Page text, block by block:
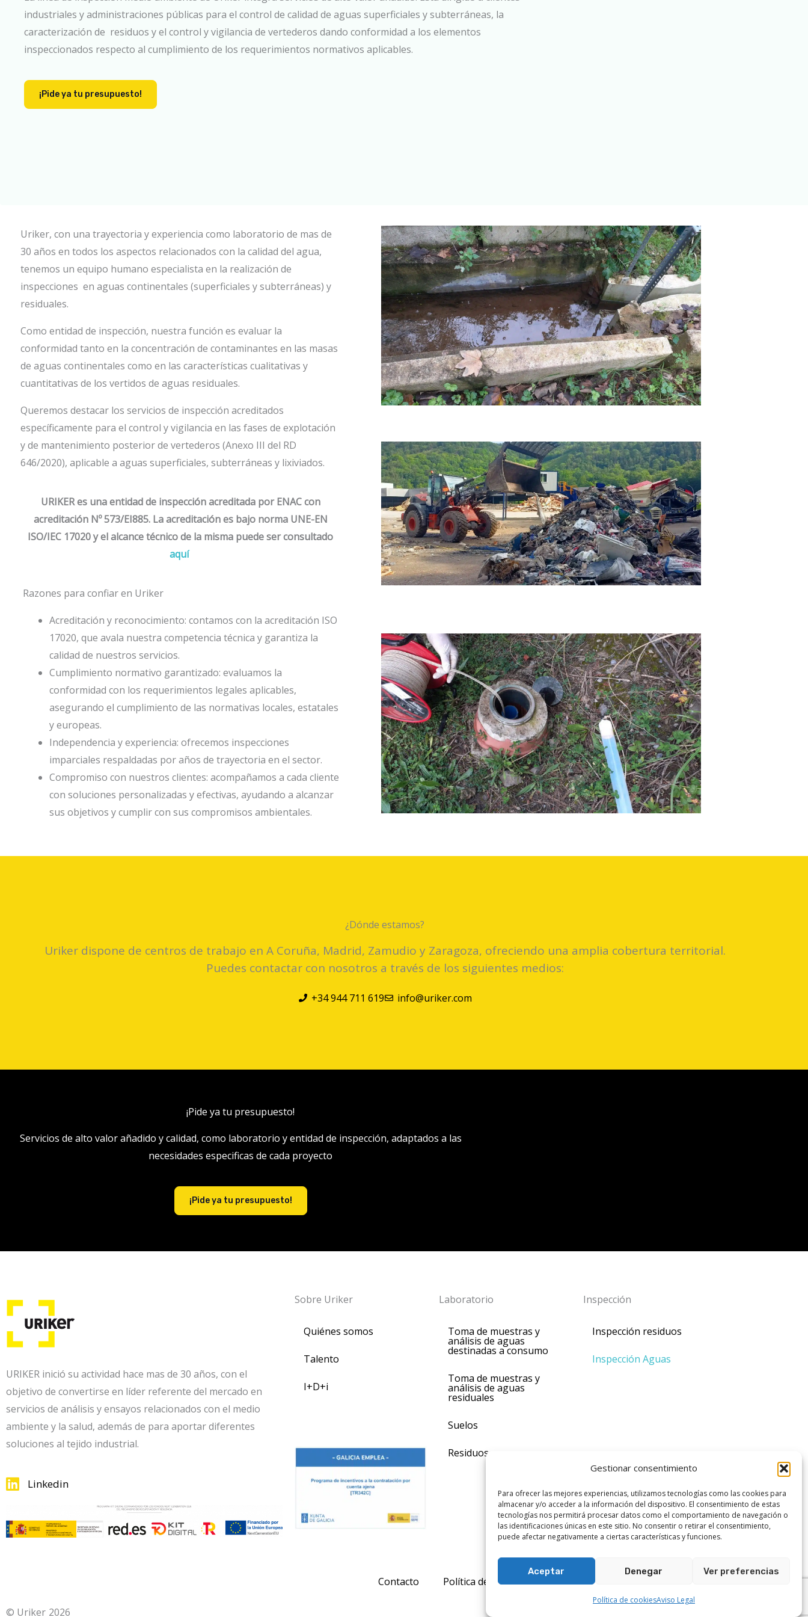
Gestionar consentimiento
Para ofrecer las mejores experiencias, utilizamos tecnologías como las cookies para
almacenar y/o acceder a la información del dispositivo. El consentimiento de estas
tecnologías nos permitirá procesar datos como el comportamiento de navegación o
las identificaciones únicas en este sitio. No consentir o retirar el consentimiento,
puede afectar negativamente a ciertas características y funciones.
Aceptar Denegar Ver preferencias
Política de cookiesAviso Legal
industriales y administraciones públicas para el control de calidad de aguas superficiales y subterráneas, la
caracterización de residuos y el control y vigilancia de vertederos dando conformidad a los elementos
inspeccionados respecto al cumplimiento de los requerimientos normativos aplicables.
¡Pide ya tu presupuesto!
Uriker, con una trayectoria y experiencia como laboratorio de mas de
30 años en todos los aspectos relacionados con la calidad del agua,
tenemos un equipo humano especialista en la realización de
inspecciones en aguas continentales (superficiales y subterráneas) y
residuales.
Como entidad de inspección, nuestra función es evaluar la
conformidad tanto en la concentración de contaminantes en las masas
de aguas continentales como en las características cualitativas y
cuantitativas de los vertidos de aguas residuales.
Queremos destacar los servicios de inspección acreditados
específicamente para el control y vigilancia en las fases de explotación
y de mantenimiento posterior de vertederos (Anexo III del RD
646/2020), aplicable a aguas superficiales, subterráneas y lixiviados.
URIKER es una entidad de inspección acreditada por ENAC con
acreditación Nº 573/EI885. La acreditación es bajo norma UNE-EN
ISO/IEC 17020 y el alcance técnico de la misma puede ser consultado
aquí
Razones para confiar en Uriker
Acreditación y reconocimiento: contamos con la acreditación ISO
17020, que avala nuestra competencia técnica y garantiza la
calidad de nuestros servicios.
Cumplimiento normativo garantizado: evaluamos la
conformidad con los requerimientos legales aplicables,
asegurando el cumplimiento de las normativas locales, estatales
y europeas.
Independencia y experiencia: ofrecemos inspecciones
imparciales respaldadas por años de trayectoria en el sector.
Compromiso con nuestros clientes: acompañamos a cada cliente
con soluciones personalizadas y efectivas, ayudando a alcanzar
sus objetivos y cumplir con sus compromisos ambientales.
¿Dónde estamos?
Uriker dispone de centros de trabajo en A Coruña, Madrid, Zamudio y Zaragoza, ofreciendo una amplia cobertura territorial.
Puedes contactar con nosotros a través de los siguientes medios:
+34 944 711 619 info@uriker.com
¡Pide ya tu presupuesto!
Servicios de alto valor añadido y calidad, como laboratorio y entidad de inspección, adaptados a las
necesidades especificas de cada proyecto
¡Pide ya tu presupuesto!
URIKER inició su actividad hace mas de 30 años, con el
objetivo de convertirse en líder referente del mercado en
servicios de análisis y ensayos relacionados con el medio
ambiente y la salud, además de para aportar diferentes
soluciones al tejido industrial.
Linkedin
Sobre Uriker
Quiénes somos
Talento
I+D+i
Laboratorio
Toma de muestras y
análisis de aguas
destinadas a consumo
Toma de muestras y
análisis de aguas
residuales
Suelos
Residuos
Inspección
Inspección residuos
Inspección Aguas
Contacto Política de calidad Aviso Legal Política de cookies
© Uriker 2026